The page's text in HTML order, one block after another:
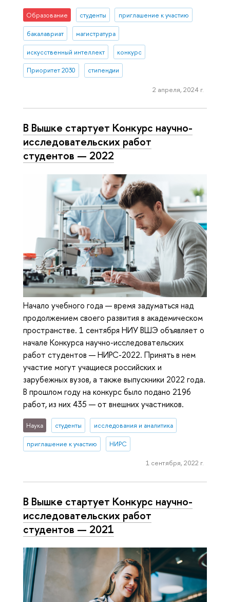
Образование студенты приглашение к участию
бакалавриат магистратура
искусственный интеллект конкурс
Приоритет 2030 стипендии
2 апреля, 2024 г.
В Вышке стартует Конкурс научно-
исследовательских работ
студентов — 2022
Начало учебного года — время задуматься над
продолжением своего развития в академическом
пространстве. 1 сентября НИУ ВШЭ объявляет о
начале Конкурса научно-исследовательских
работ студентов — НИРС-2022. Принять в нем
участие могут учащиеся российских и
зарубежных вузов, а также выпускники 2022 года.
В прошлом году на конкурс было подано 2196
работ, из них 435 — от внешних участников.
Наука студенты исследования и аналитика
приглашение к участию НИРС
1 сентября, 2022 г.
В Вышке стартует Конкурс научно-
исследовательских работ
студентов — 2021